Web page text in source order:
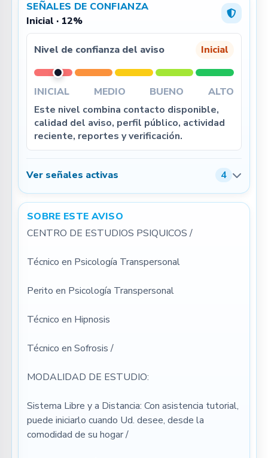
SEÑALES DE CONFIANZA
Inicial · 12%
Nivel de confianza del aviso Inicial
INICIAL MEDIO BUENO
ALTO
Este nivel combina contacto disponible,
calidad del aviso, perfil público, actividad
reciente, reportes y verificación.
Ver señales activas 4
SOBRE ESTE AVISO
CENTRO DE ESTUDIOS PSIQUICOS /
Técnico en Psicología Transpersonal
Perito en Psicología Transpersonal
Técnico en Hipnosis
Técnico en Sofrosis /
MODALIDAD DE ESTUDIO:
Sistema Libre y a Distancia: Con asistencia tutorial,
puede iniciarlo cuando Ud. desee, desde la
comodidad de su hogar /